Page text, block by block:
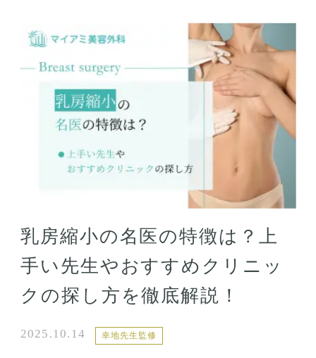
乳房縮小の名医の特徴は？上
手い先生やおすすめクリニッ
クの探し方を徹底解説！
2025.10.14 幸地先生監修